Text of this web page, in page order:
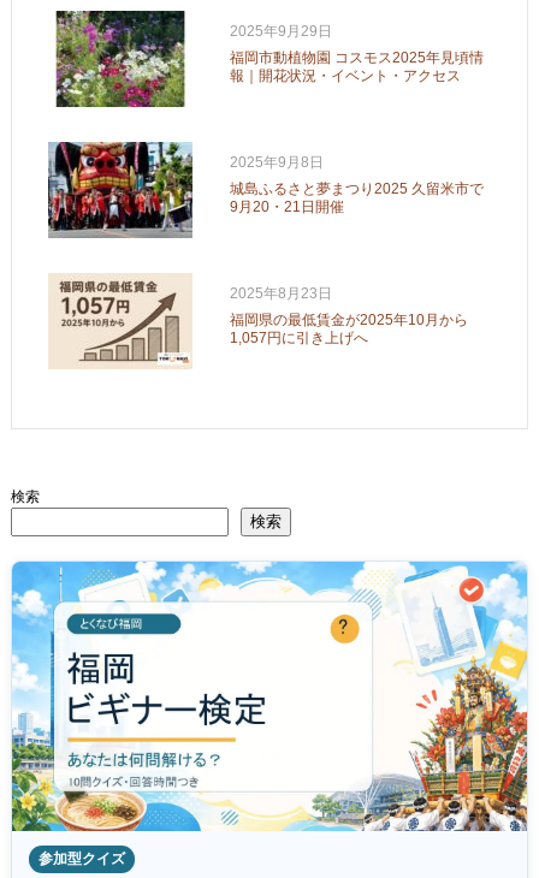
2025年9月29日
福岡市動植物園 コスモス2025年見頃情
報｜開花状況・イベント・アクセス
2025年9月8日
城島ふるさと夢まつり2025 久留米市で
9月20・21日開催
2025年8月23日
福岡県の最低賃金が2025年10月から
1,057円に引き上げへ
検索
検索
参加型クイズ